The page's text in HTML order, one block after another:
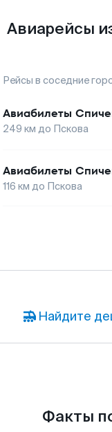
Авиарейсы
Рейсы в соседние
Авиабилеты
249 км до Пскова
Авиабилеты
116 км до Пскова
Найдите
Факты